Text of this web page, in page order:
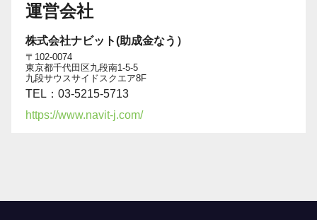
運営会社
株式会社ナビット(助成金なう）
〒102-0074
東京都千代田区九段南1-5-5
九段サウスサイドスクエア8F
TEL：03-5215-5713
https://www.navit-j.com/